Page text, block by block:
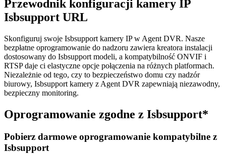
Przewodnik konfiguracji kamery IP
Isbsupport URL
Skonfiguruj swoje Isbsupport kamery IP w Agent DVR. Nasze
bezpłatne oprogramowanie do nadzoru zawiera kreatora instalacji
dostosowany do Isbsupport modeli, a kompatybilność ONVIF i
RTSP daje ci elastyczne opcje połączenia na różnych platformach.
Niezależnie od tego, czy to bezpieczeństwo domu czy nadzór
biurowy, Isbsupport kamery z Agent DVR zapewniają niezawodny,
bezpieczny monitoring.
Oprogramowanie zgodne z Isbsupport*
Pobierz darmowe oprogramowanie kompatybilne z
Isbsupport